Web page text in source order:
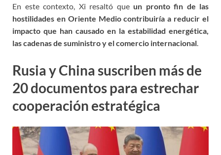
En este contexto, Xi resaltó que un pronto fin de las
hostilidades en Oriente Medio contribuiría a reducir el
impacto que han causado en la estabilidad energética,
las cadenas de suministro y el comercio internacional
Rusia y China suscriben más de
20 documentos para estrechar
cooperación estratégica